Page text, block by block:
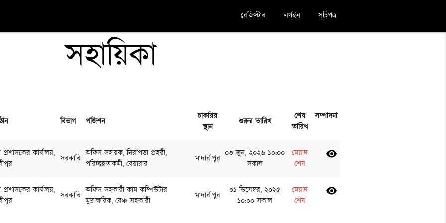
সূচিপত্র
লগইন
রেজিস্টার
সহায়িকা
বিভাগ পজিশন
চাকরির
স্থান
শুরুর তারিখ
শেষ
তারিখ
সম্পাদনা
প্রশাসকের কার্যালয়,
সরকারি
অফিস সহায়ক, নিরাপত্তা প্রহরী,
পরিচ্ছন্নতাকর্মী, বেয়ারার
মাদারীপুর
০৩ জুন, ২০২৬ ১০:০০
সকাল
মেয়াদ
শেষ
visibility
প্রশাসকের কার্যালয়,
সরকারি
অফিস সহকারী কাম কম্পিউটার
মুদ্রাক্ষরিক, বেঞ্চ সহকারী
মাদারীপুর
০১ ডিসেম্বর, ২০২৫
১০:০০ সকাল
মেয়াদ
শেষ
visibility